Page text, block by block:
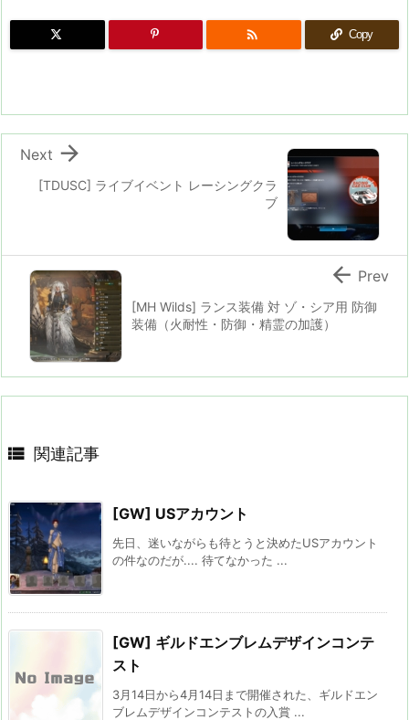
 Copy
[TDUSC] ライブイベント レーシングクラ
ブ

Next
[MH Wilds] ランス装備 対 ゾ・シア用 防御
装備（火耐性・防御・精霊の加護）
 Prev
 関連記事
[GW] USアカウント
先日、迷いながらも待とうと決めたUSアカウント
の件なのだが.... 待てなかった ...
[GW] ギルドエンブレムデザインコンテ
スト
3月14日から4月14日まで開催された、ギルドエン
ブレムデザインコンテストの入賞 ...